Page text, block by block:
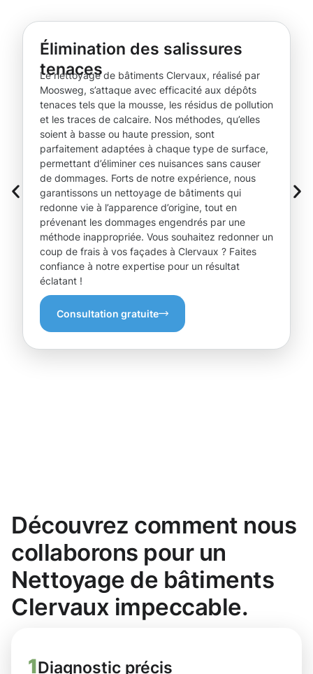
Élimination des salissures
tenaces
Le nettoyage de bâtiments Clervaux, réalisé par
Moosweg, s’attaque avec efficacité aux dépôts
tenaces tels que la mousse, les résidus de pollution
et les traces de calcaire. Nos méthodes, qu’elles
soient à basse ou haute pression, sont
parfaitement adaptées à chaque type de surface,
permettant d’éliminer ces nuisances sans causer
de dommages. Forts de notre expérience, nous
garantissons un nettoyage de bâtiments qui
redonne vie à l’apparence d’origine, tout en
prévenant les dommages engendrés par une
méthode inappropriée. Vous souhaitez redonner un
coup de frais à vos façades à Clervaux ? Faites
confiance à notre expertise pour un résultat
éclatant !
Consultation gratuite
Découvrez comment nous
collaborons pour un
Nettoyage de bâtiments
Clervaux impeccable.
1Diagnostic précis